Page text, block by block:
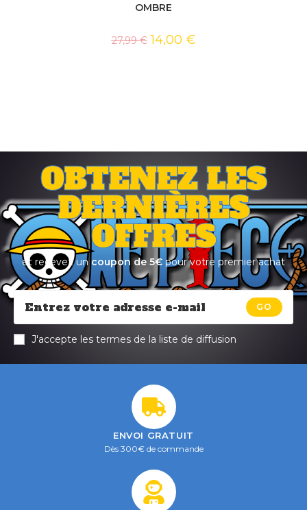
OMBRE
27,99€ 14,00 €
OBTENEZ LES
DERNIÈRES
OFFRES
et recevez un coupon de 5€ pour votre premier achat
GO
J'accepte les termes de la liste de diffusion
ENVOI GRATUIT
Dès 300€ de commande